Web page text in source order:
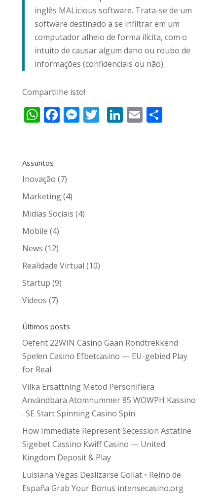
inglês MALicious software. Trata-se de um
software destinado a se infiltrar em um
computador alheio de forma ilícita, com o
intuito de causar algum dano ou roubo de
informações (confidenciais ou não).
Compartilhe isto!
W
s
A
p
p
F
o
o
k
M
er
T Li E C
Assuntos
Inovação (7)
Marketing(4)
Midias Sociais (4)
Mobile (4)
News (12)
Realidade Virtual (10)
Startup (9)
Videos (7)
Últimos posts
Oefent 22WIN Casino Gaan Rondtrekkend
Spelen Casino Efbetcasino — EU-gebied Play
for Real
Vilka Ersättning Metod Personifiera
Användbara Atomnummer 85 WOWPH Kassino
. SE Start Spinning Casino Spin
How Immediate Represent Secession Astatine
Sigebet Cassino Kwiff Casino — United
Kingdom Deposit & Play
Luisiana Vegas Deslizarse Goliat ◦ Reino de
España Grab Your Bonus intensecasino.org